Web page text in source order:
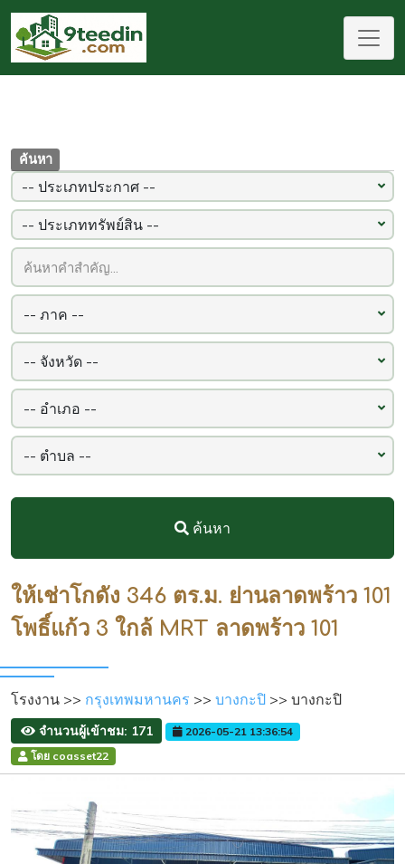
ค้นหา
ค้นหา
ให้เช่าโกดัง 346 ตร.ม. ย่านลาดพร้าว 101
โพธิ์แก้ว 3 ใกล้ MRT ลาดพร้าว 101
โรงงาน >> กรุงเทพมหานคร >> บางกะปิ >> บางกะปิ
จำนวนผู้เข้าชม: 171
2026-05-21 13:36:54
โดย coasset22